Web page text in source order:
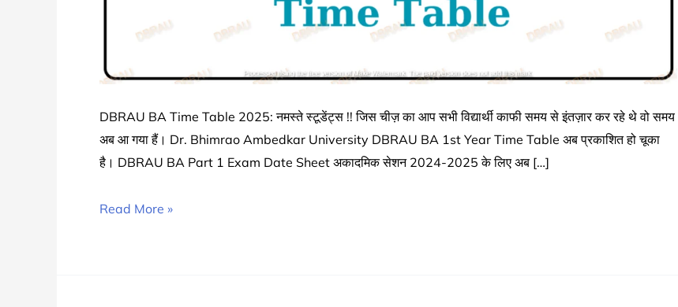
DBRAU BA Time Table 2025: नमस्ते स्टूडेंट्स !! जिस चीज़ का आप सभी विद्यार्थी काफी समय से इंतज़ार कर रहे थे वो समय
अब आ गया हैं। Dr. Bhimrao Ambedkar University DBRAU BA 1st Year Time Table अब प्रकाशित हो चूका
है। DBRAU BA Part 1 Exam Date Sheet अकादमिक सेशन 2024-2025 के लिए अब […]
DBRAU
Read More »